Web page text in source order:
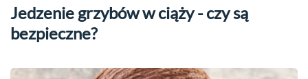
Jedzenie grzybów w ciąży - czy są
bezpieczne?